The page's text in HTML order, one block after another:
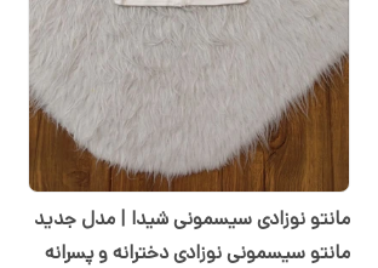
مانتو نوزادی سیسمونی شیدا | مدل جدید
مانتو سیسمونی نوزادی دخترانه و پسرانه